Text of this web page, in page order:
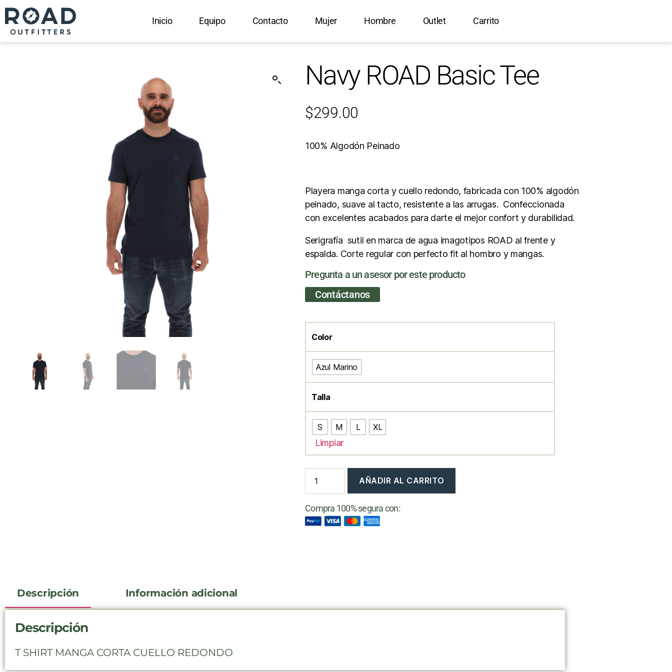
Inicio Equipo Contacto Mujer Hombre Outlet Carrito
Navy ROAD Basic Tee
$299.00
100% Algodón Peinado
Playera manga corta y cuello redondo, fabricada con 100% algodón
peinado, suave al tacto, resistente a las arrugas. Confeccionada
con excelentes acabados para darte el mejor confort y durabilidad.
Serigrafía sutil en marca de agua imagotipos ROAD al frente y
espalda. Corte regular con perfecto fit al hombro y mangas.
Pregunta a un asesor por este producto
Contáctanos
Color
Azul Marino
Talla
S M L XL
Limpiar
AÑADIR AL CARRITO
Compra 100% segura con:
Descripción Información adicional
Descripción
T SHIRT MANGA CORTA CUELLO REDONDO